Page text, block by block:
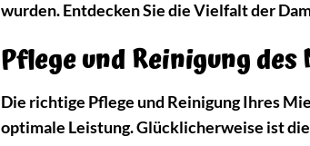
wurden. Entdecken Sie die Vielfalt der
Pflege und Reinigung
Die richtige Pflege und Reinigung Ihres
optimale Leistung. Glücklicherweise ist